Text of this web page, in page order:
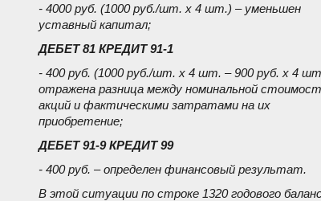
- 4000 руб. (1000 руб./шт. x 4 шт.) – уменьшен
уставный капитал;
ДЕБЕТ 81 КРЕДИТ 91-1
- 400 руб. (1000 руб./шт. x 4 шт. – 900 руб. x 4
отражена разница между номинальной
акций и фактическими затратами на их
приобретение;
ДЕБЕТ 91-9 КРЕДИТ 99
- 400 руб. – определен финансовый результат.
В этой ситуации по строке 1320 годового